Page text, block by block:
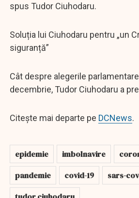
spus Tudor Ciuhodaru.
Soluția lui Ciuhodaru pentru „un
siguranță”
Cât despre alegerile
decembrie, Tudor Ciuhodaru a
Citește mai departe pe DCNews.
epidemie imbolnavire
pandemie
covid-19
sars-